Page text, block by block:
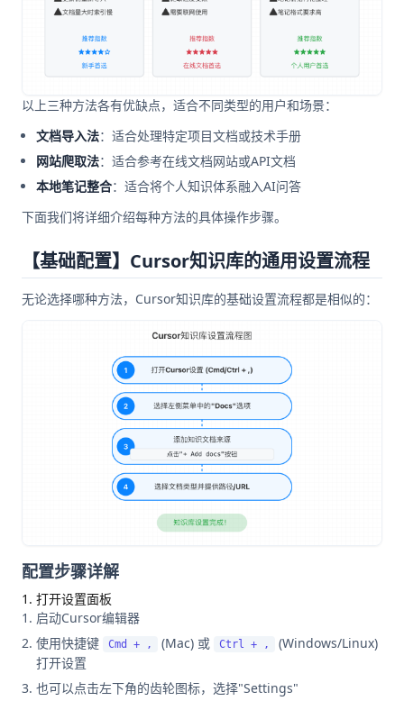
以上三种方法各有优缺点，适合不同类型的用户和场景：
文档导入法：适合处理特定项目文档或技术手册
网站爬取法：适合参考在线文档网站或API文档
本地笔记整合：适合将个人知识体系融入AI问答
下面我们将详细介绍每种方法的具体操作步骤。
【基础配置】Cursor知识库的通用设置流程
无论选择哪种方法，Cursor知识库的基础设置流程都是相似的：
配置步骤详解
1. 打开设置面板
启动Cursor编辑器
使用快捷键
Cmd + , (Mac) 或 Ctrl + ,
(Windows/Linux)
打开设置
也可以点击左下角的齿轮图标，选择"Settings"